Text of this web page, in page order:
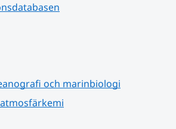
och marinbiologi